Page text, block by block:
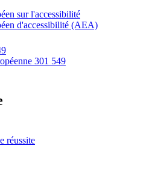
sur l'accessibilité
d'accessibilité (AEA)
301 549
réussite